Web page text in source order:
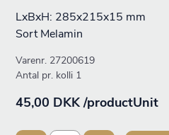
LxBxH: 285x215x15 mm
Sort Melamin
Varenr. 27200619
Antal pr. kolli 1
45,00 DKK /productUnit